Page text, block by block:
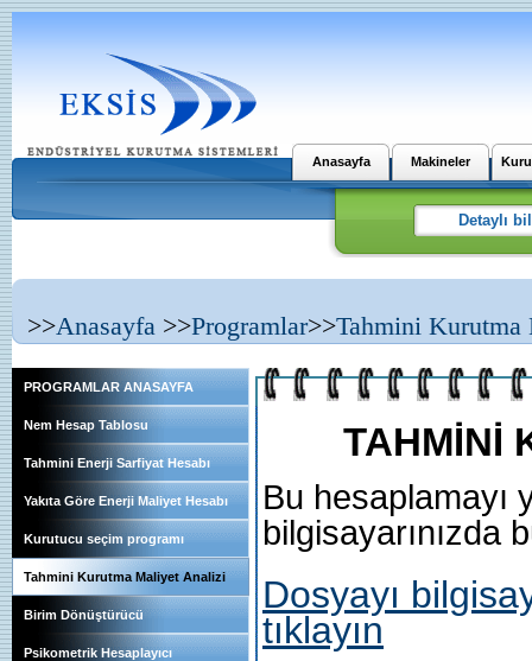
Anasayfa Makineler Kuru
>>Anasayfa >>Programlar>>Tahmini
PROGRAMLAR ANASAYFA
Nem Hesap Tablosu
Tahmini Enerji Sarfiyat Hesabı
Yakıta Göre Enerji Maliyet Hesabı
Kurutucu seçim programı
Tahmini Kurutma Maliyet Analizi
Birim Dönüştürücü
Psikometrik Hesaplayıcı
TAHMİNİ
Bu hesaplamayı
bilgisayarınızda
Dosyayı
tıklayın